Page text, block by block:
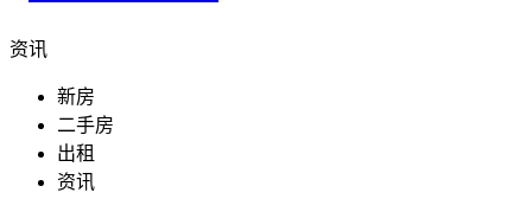
资讯
新房
二手房
出租
资讯